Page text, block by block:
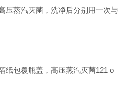
压蒸汽灭菌，洗净后分别用一次与
纸包覆瓶盖，高压蒸汽灭菌121 o